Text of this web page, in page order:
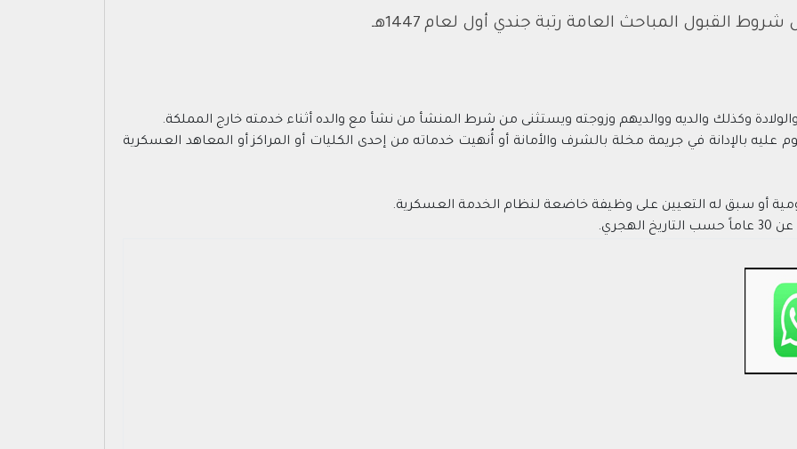
القبول المباحث العامة رتبة جندي أول لعام 1447هـ
وكذلك والديه ووالديهم وزوجته ويستثنى من شرط المنشأ من نشأ مع والده أثناء خدمته خارج المملكة.
بالإدانة في جريمة مخلة بالشرف والأمانة أو أُنهيت خدماته من إحدى الكليات أو المراكز أو المعاهد العسكرية
أو سبق له التعيين على وظيفة خاضعة لنظام الخدمة العسكرية.